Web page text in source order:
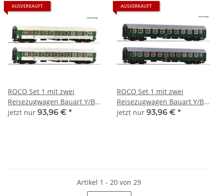
AUSVERKAUFT
ROCO Set 1 mit zwei
Reisezugwagen Bauart Y/B
70 der ČD Ep.V 6280010
jetzt nur 93,96 € *
AUSVERKAUFT
ROCO Set 1 mit zwei
Reisezugwagen Bauart Y/B
70 der DR Ep.IV 6280004
jetzt nur 93,96 € *
Artikel 1 - 20 von 29